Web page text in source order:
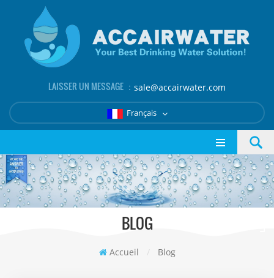
LAISSER UN MESSAGE ： sale@accairwater.com
Français
BLOG
Accueil / Blog